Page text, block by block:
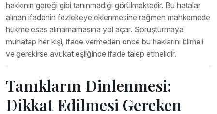
hakkının gereği gibi tanınmadığı görülmektedir. Bu hatalar,
alınan ifadenin fezlekeye eklenmesine rağmen mahkemede
hükme esas alınamamasına yol açar. Soruşturmaya
muhatap her kişi, ifade vermeden önce bu haklarını bilmeli
ve gerekirse avukat eşliğinde ifade talep etmelidir.
Tanıkların Dinlenmesi:
Dikkat Edilmesi Gereken